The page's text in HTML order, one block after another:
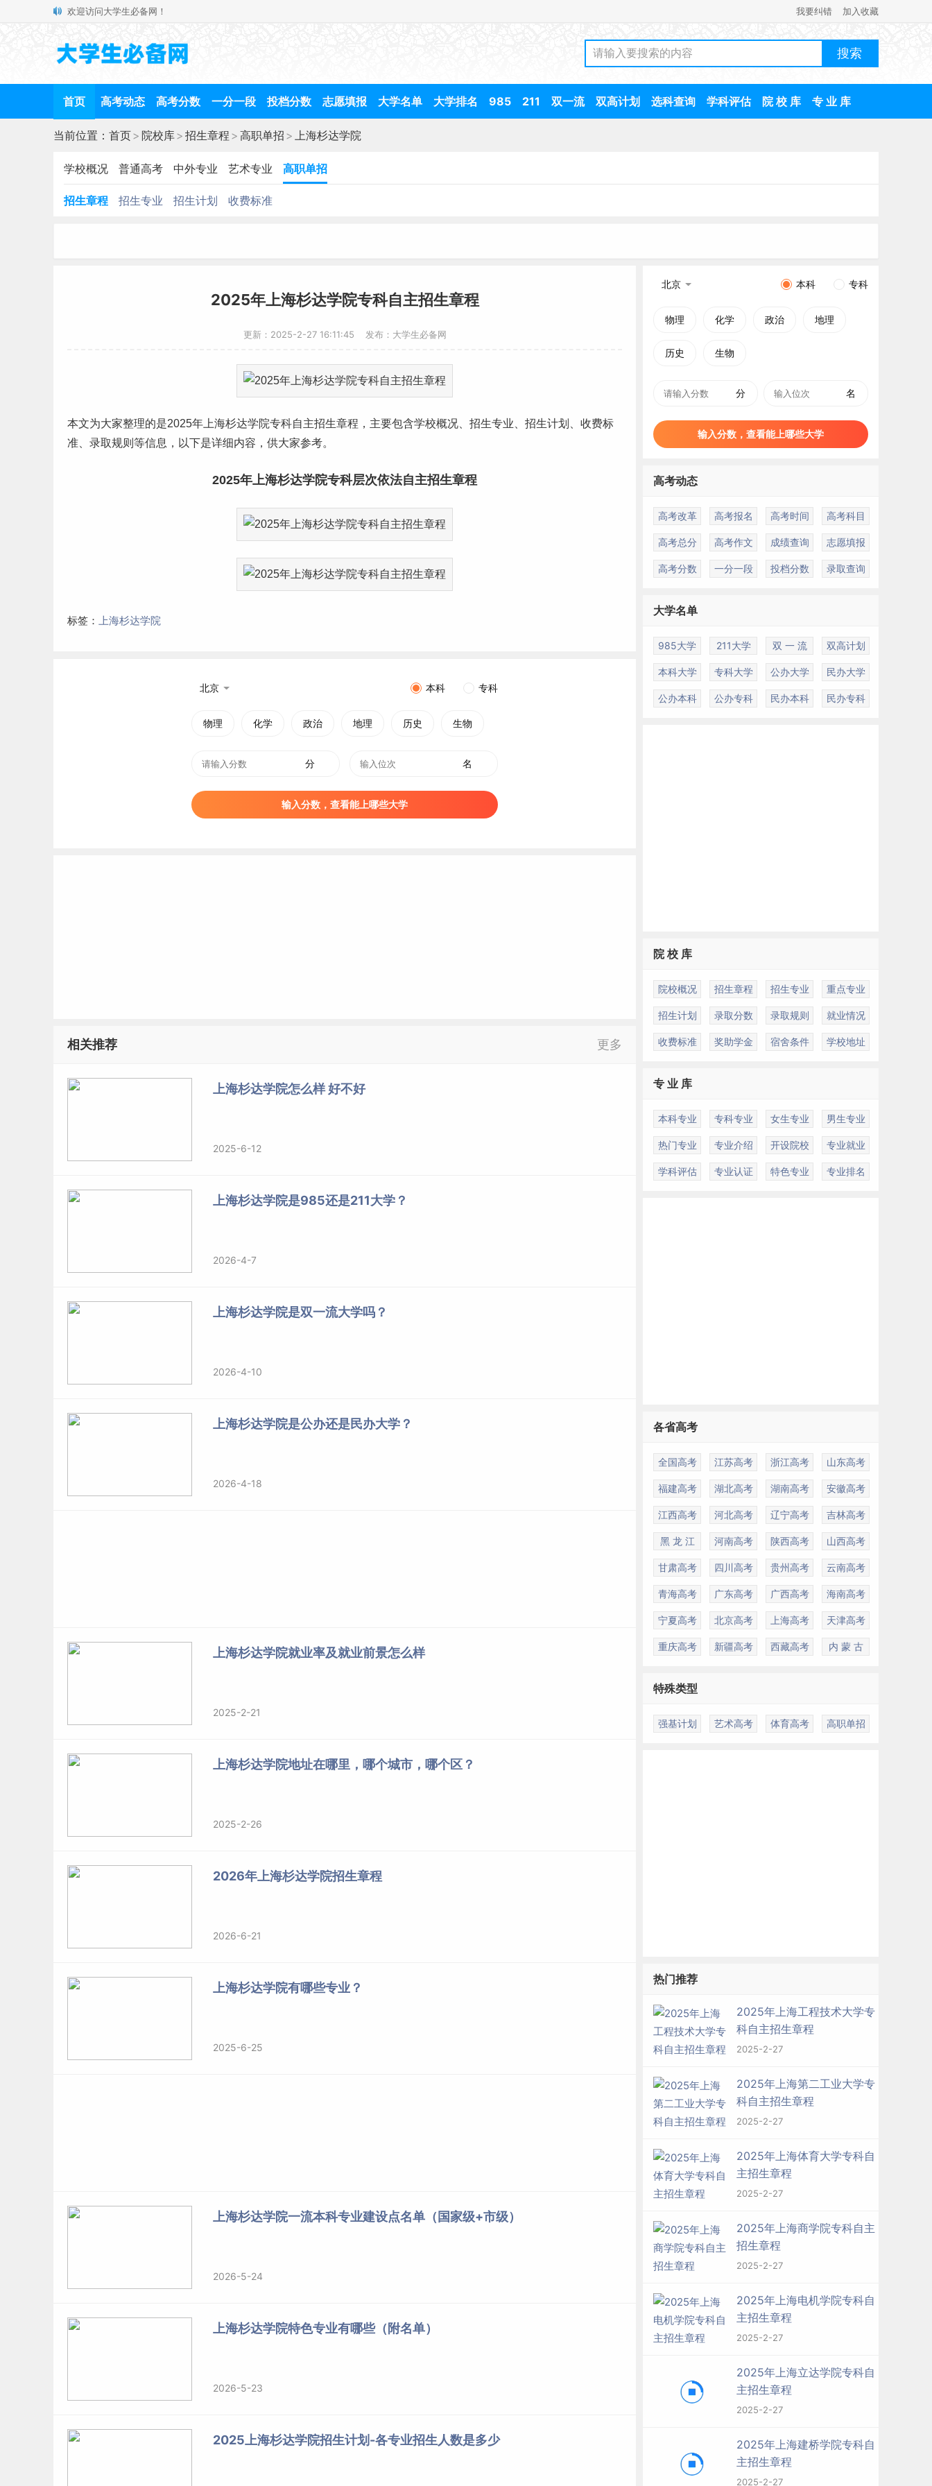
欢迎访问大学生必备网！ 我要纠错 加入收藏
首页 高考动态 高考分数 一分一段 投档分数 志愿填报 大学名单 大学排名 985 211 双一流 双高计划 选科查询 学科评估 院 校 库 专 业 库
当前位置： 首页> 院校库> 招生章程 > 高职单招 > 上海杉达学院
学校概况 普通高考 中外专业 艺术专业 高职单招
招生章程 招生专业 招生计划 收费标准
2025年上海杉达学院专科自主招生章程
更新：2025-2-27 16:11:45 发布：大学生必备网
本文为大家整理的是2025年 上海杉达学院专科自主招生章程，主要包含学校概况、招生专业、招生计划、 收费标
准 、录取规则等信息，以下是详细内容，供大家参考。
2025年上海杉达学院专科层次依法自主招生章程
标签： 上海杉达学院
北京 本科 专科
物理 化学 政治 地理 历史 生物
分 名
输入分数，查看能上哪些大学
相关推荐 更多
上海杉达学院怎么样 好不好
2025-6-12
上海杉达学院是985还是211大学？
2026-4-7
上海杉达学院是双一流大学吗？
2026-4-10
上海杉达学院是公办还是民办大学？
2026-4-18
上海杉达学院就业率及就业前景怎么样
2025-2-21
上海杉达学院地址在哪里，哪个城市，哪个区？
2025-2-26
2026年上海杉达学院招生章程
2026-6-21
上海杉达学院有哪些专业？
2025-6-25
上海杉达学院一流本科专业建设点名单（国家级+市级）
2026-5-24
上海杉达学院特色专业有哪些（附名单）
2026-5-23
2025上海杉达学院招生计划-各专业招生人数是多少
北京 本科 专科
物理 化学 政治 地理
历史 生物
分 名
输入分数，查看能上哪些大学
高考动态
高考改革 高考报名 高考时间 高考科目
高考总分 高考作文 成绩查询 志愿填报
高考分数 一分一段 投档分数 录取查询
大学名单
985大学 211大学 双 一 流 双高计划
本科大学 专科大学 公办大学 民办大学
公办本科 公办专科 民办本科 民办专科
院 校 库
院校概况 招生章程 招生专业 重点专业
招生计划 录取分数 录取规则 就业情况
收费标准 奖助学金 宿舍条件 学校地址
专 业 库
本科专业 专科专业 女生专业 男生专业
热门专业 专业介绍 开设院校 专业就业
学科评估 专业认证 特色专业 专业排名
各省高考
全国高考 江苏高考 浙江高考 山东高考
福建高考 湖北高考 湖南高考 安徽高考
江西高考 河北高考 辽宁高考 吉林高考
黑 龙 江 河南高考 陕西高考 山西高考
甘肃高考 四川高考 贵州高考 云南高考
青海高考 广东高考 广西高考 海南高考
宁夏高考 北京高考 上海高考 天津高考
重庆高考 新疆高考 西藏高考 内 蒙 古
特殊类型
强基计划 艺术高考 体育高考 高职单招
热门推荐
2025年上海工程技术大学专
科自主招生章程
2025-2-27
2025年上海第二工业大学专
科自主招生章程
2025-2-27
2025年上海体育大学专科自
主招生章程
2025-2-27
2025年上海商学院专科自主
招生章程
2025-2-27
2025年上海电机学院专科自
主招生章程
2025-2-27
2025年上海立达学院专科自
主招生章程
2025-2-27
2025年上海建桥学院专科自
主招生章程
2025-2-27